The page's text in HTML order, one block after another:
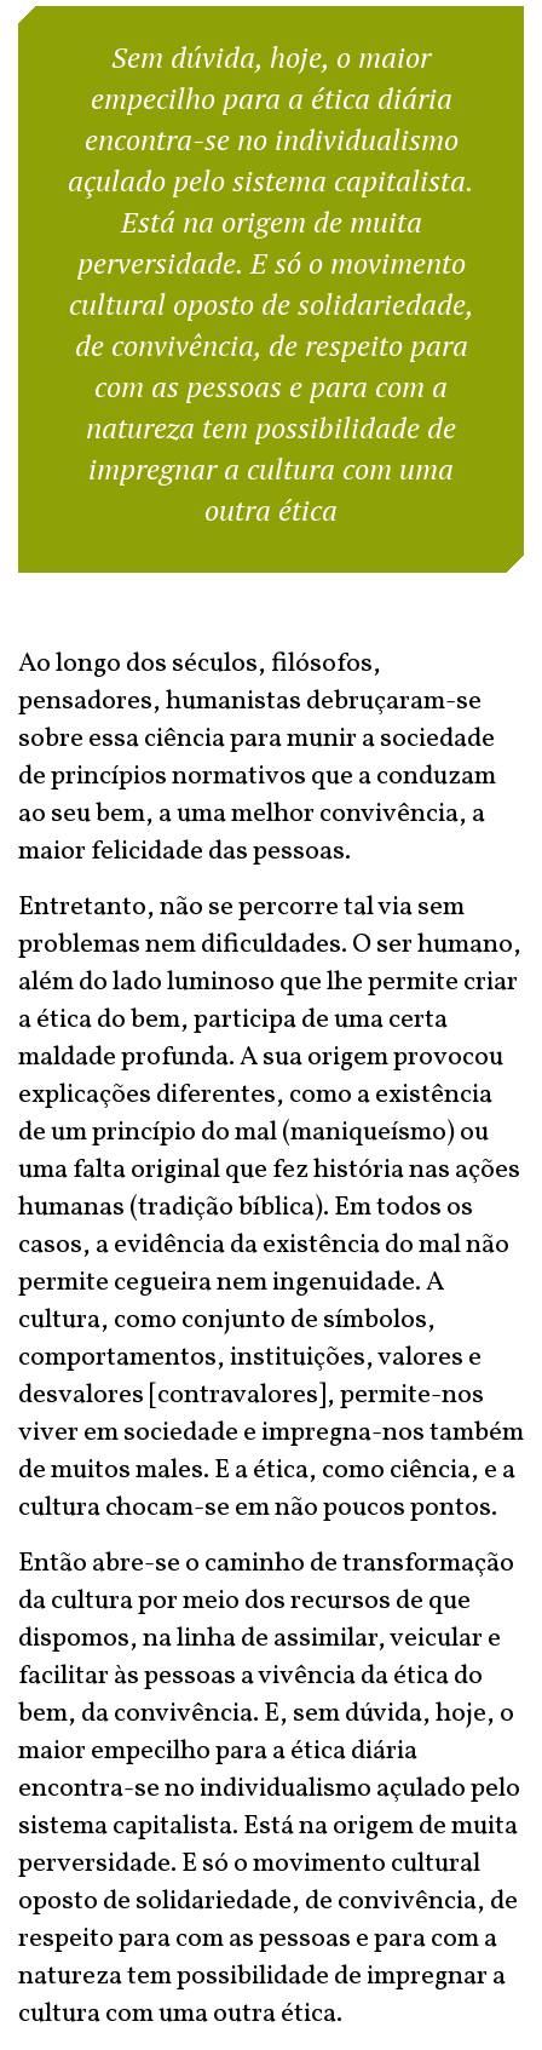
Sem dúvida, hoje, o maior
empecilho para a ética diária
encontra-se no individualismo
açulado pelo sistema capitalista.
Está na origem de muita
perversidade. E só o movimento
cultural oposto de solidariedade,
de convivência, de respeito para
com as pessoas e para com a
natureza tem possibilidade de
impregnar a cultura com uma
outra ética
Ao longo dos séculos, filósofos,
pensadores, humanistas debruçaram-se
sobre essa ciência para munir a sociedade
de princípios normativos que a conduzam
ao seu bem, a uma melhor convivência, a
maior felicidade das pessoas.
Entretanto, não se percorre tal via sem
problemas nem dificuldades. O ser humano,
além do lado luminoso que lhe permite criar
a ética do bem, participa de uma certa
maldade profunda. A sua origem provocou
explicações diferentes, como a existência
de um princípio do mal (maniqueísmo) ou
uma falta original que fez história nas ações
humanas (tradição bíblica). Em todos os
casos, a evidência da existência do mal não
permite cegueira nem ingenuidade. A
cultura, como conjunto de símbolos,
comportamentos, instituições, valores e
desvalores [contravalores], permite-nos
viver em sociedade e impregna-nos também
de muitos males. E a ética, como ciência, e a
cultura chocam-se em não poucos pontos.
Então abre-se o caminho de transformação
da cultura por meio dos recursos de que
dispomos, na linha de assimilar, veicular e
facilitar às pessoas a vivência da ética do
bem, da convivência. E, sem dúvida, hoje, o
maior empecilho para a ética diária
encontra-se no individualismo açulado pelo
sistema capitalista. Está na origem de muita
perversidade. E só o movimento cultural
oposto de solidariedade, de convivência, de
respeito para com as pessoas e para com a
natureza tem possibilidade de impregnar a
cultura com uma outra ética.